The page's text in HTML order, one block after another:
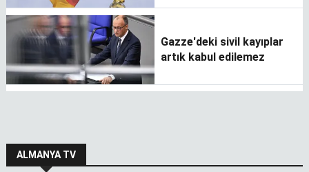
Gazze'deki sivil kayıplar
artık kabul edilemez
ALMANYA TV